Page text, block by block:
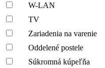
W-LAN
TV
Zariadenia na varenie
Oddelené postele
Súkromná kúpeľňa